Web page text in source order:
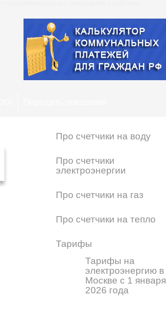
Про счетчики на воду
Про счетчики
электроэнергии
Про счетчики на газ
Про счетчики на тепло
Тарифы
Тарифы на
электроэнергию в
Москве с 1 января
2026 года